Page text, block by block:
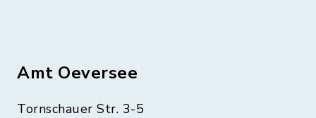
Amt Oeversee
Tornschauer Str. 3-5